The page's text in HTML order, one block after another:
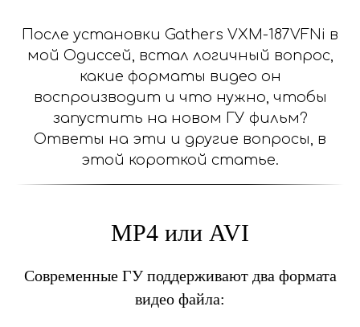
После установки Gathers VXM-187VFNi в
мой Одиссей, встал логичный вопрос,
какие форматы видео он
воспроизводит и что нужно, чтобы
запустить на новом ГУ фильм?
Ответы на эти и другие вопросы, в
этой короткой статье.
MP4 или AVI
Современные ГУ поддерживают два формата
видео файла: